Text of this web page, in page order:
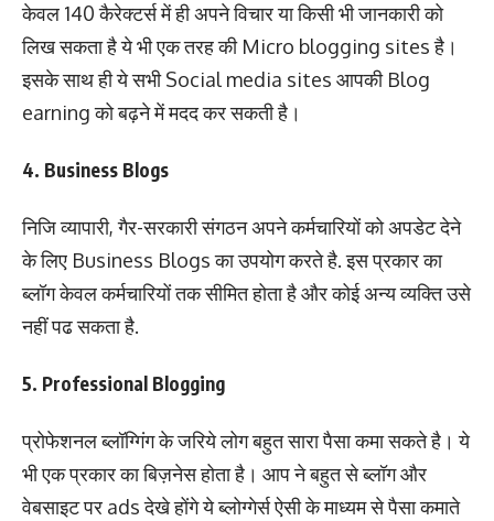
केवल 140 कैरेक्टर्स में ही अपने विचार या किसी भी जानकारी को
लिख सकता है ये भी एक तरह की Micro blogging sites है।
इसके साथ ही ये सभी Social media sites आपकी Blog
earning को बढ़ने में मदद कर सकती है।
4. Business Blogs
निजि व्यापारी, गैर-सरकारी संगठन अपने कर्मचारियों को अपडेट देने
के लिए Business Blogs का उपयोग करते है. इस प्रकार का
ब्लॉग केवल कर्मचारियों तक सीमित होता है और कोई अन्य व्यक्ति उसे
नहीं पढ सकता है.
5. Professional Blogging
प्रोफेशनल ब्लॉग्गिंग के जरिये लोग बहुत सारा पैसा कमा सकते है। ये
भी एक प्रकार का बिज़नेस होता है। आप ने बहुत से ब्लॉग और
वेबसाइट पर ads देखे होंगे ये ब्लोग्गेर्स ऐसी के माध्यम से पैसा कमाते